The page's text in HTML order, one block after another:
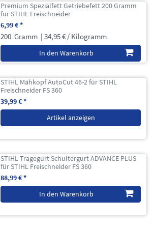
Premium Spezialfett Getriebefett 200 Gramm
für STIHL Freischneider
6,99 € *
200 Gramm | 34,95 € / Kilogramm
In den Warenkorb
STIHL Mähkopf AutoCut 46-2 für STIHL
Freischneider FS 360
39,99 € *
Artikel anzeigen
STIHL Tragegurt Schultergurt ADVANCE PLUS
für STIHL Freischneider FS 360
88,99 € *
In den Warenkorb